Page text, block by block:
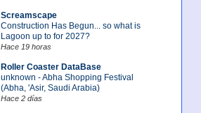
Screamscape
Construction Has Begun... so what is
Lagoon up to for 2027?
Hace 19 horas
Roller Coaster DataBase
unknown - Abha Shopping Festival
(Abha, 'Asir, Saudi Arabia)
Hace 2 días